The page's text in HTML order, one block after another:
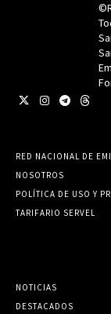
RED NACIONAL DE
NOSOTROS
POLÍTICA DE USO Y
TARIFARIO SERVEL
NOTICIAS
DESTACADOS